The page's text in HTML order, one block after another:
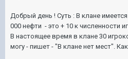
Добрый день ! Суть : В клане
000 нефти - это + 10 к численности
В настоящее время в клане 30
могу - пишет - "В клане нет мест".